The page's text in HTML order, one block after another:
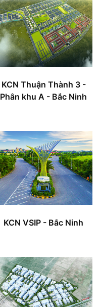
KCN Thuận Thành 3 -
Phân khu A - Bắc Ninh
KCN VSIP - Bắc Ninh